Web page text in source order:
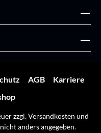
AGB
Karriere
zzgl.Versandkosten und
anders angegeben.